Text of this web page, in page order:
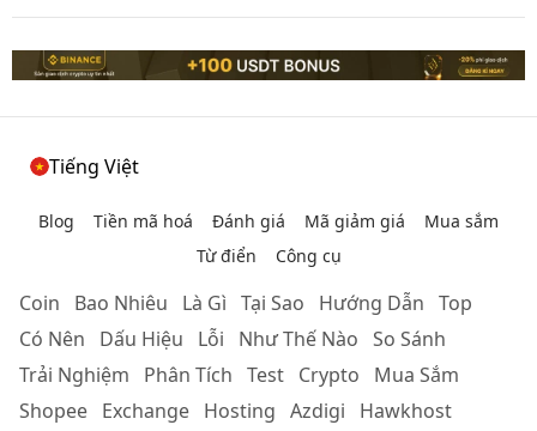
Tiếng Việt
Blog Tiền mã hoá Đánh giá Mã giảm giá
Mua sắm
Từ điển
Công cụ
Coin Bao Nhiêu Là Gì Tại Sao Hướng Dẫn Top
Có Nên
Dấu Hiệu Lỗi Như Thế Nào So Sánh
Trải Nghiệm
Phân Tích Test Crypto
Mua Sắm
Shopee Exchange Hosting Azdigi
Hawkhost